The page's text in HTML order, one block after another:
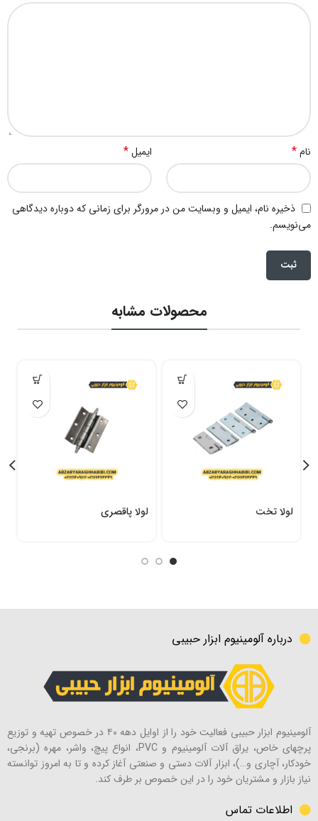
نام* ایمیل*
ذخیره نام، ایمیل و وبسایت من در مرورگر برای زمانی که دوباره دیدگاهی
می‌نویسم.
محصولات مشابه
لولا تخت لولا پاقصری
درباره آلومینیوم ابزار حبیبی
آلومینیوم ابزار حبیبی فعالیت خود را از اوایل دهه ۴۰ در خصوص تهیه و توزیع
پرچهای خاص، یراق آلات آلومینیوم و PVC، انواع پیچ، واشر، مهره (برنجی،
خودکار، آچاری و…)، ابزار آلات دستی و صنعتی آغاز کرده و تا به امروز توانسته
نیاز بازار و مشتریان خود را در این خصوص بر طرف کند.
اطلاعات تماس